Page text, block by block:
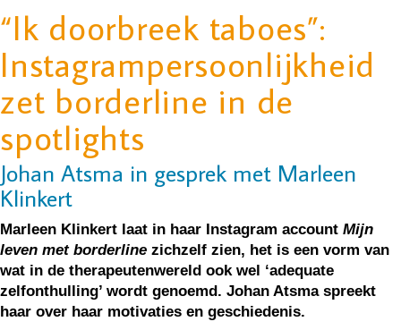
“Ik doorbreek taboes”:
Instagrampersoonlijkheid
zet borderline in de
spotlights
Johan Atsma in gesprek met Marleen
Klinkert
Marleen Klinkert laat in haar Instagram account Mijn
leven met borderline zichzelf zien, het is een vorm van
wat in de therapeutenwereld ook wel ‘adequate
zelfonthulling’ wordt genoemd. Johan Atsma spreekt
haar over haar motivaties en geschiedenis.